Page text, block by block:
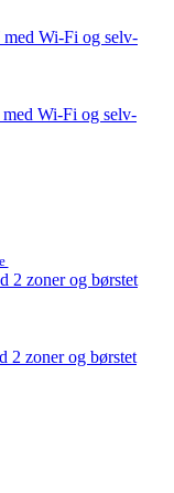
Wi-Fi og selv-
2 zoner og børstet